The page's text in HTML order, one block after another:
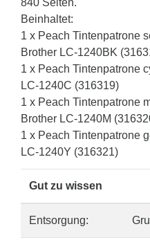
840 Seiten.
Beinhaltet:
1 x Peach Tintenpatrone
Brother LC-1240BK
1 x Peach Tintenpatrone
LC-1240C (316319)
1 x Peach Tintenpatrone
Brother LC-1240M
1 x Peach Tintenpatrone
LC-1240Y (316321)
Gut zu wissen
Entsorgung: